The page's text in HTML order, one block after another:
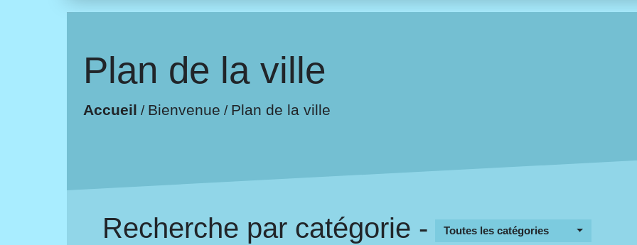
Plan de la ville
Accueil / Bienvenue / Plan de la ville
Recherche par catégorie - Toutes les catégories